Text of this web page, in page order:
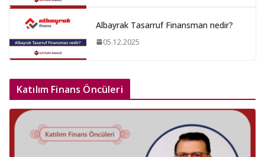
Albayrak Tasarruf Finansman nedir?
05.12.2025
Katılım Finans Öncüleri